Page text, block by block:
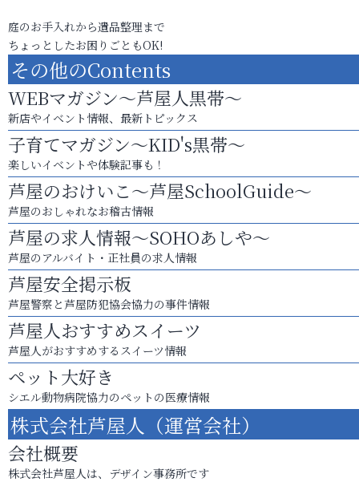
庭のお手入れから遺品整理まで
ちょっとしたお困りごともOK!
その他のContents
WEBマガジン～芦屋人黒帯～
新店やイベント情報、最新トピックス
子育てマガジン～KID's黒帯～
楽しいイベントや体験記事も！
芦屋のおけいこ～芦屋SchoolGuide～
芦屋のおしゃれなお稽古情報
芦屋の求人情報～SOHOあしや～
芦屋のアルバイト・正社員の求人情報
芦屋安全掲示板
芦屋警察と芦屋防犯協会協力の事件情報
芦屋人おすすめスイーツ
芦屋人がおすすめするスイーツ情報
ペット大好き
シエル動物病院協力のペットの医療情報
株式会社芦屋人（運営会社）
会社概要
株式会社芦屋人は、デザイン事務所です